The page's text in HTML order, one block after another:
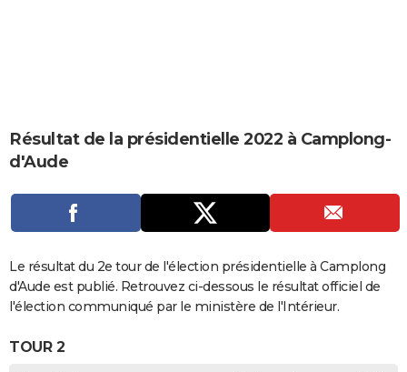
CARTE DE VOEUX
Carte de Noël
Carte Bonne année
Carte Saint-Valentin
Carte Pâques
Carte d'anniversaire
DICTIONNAIRE
Dictionnaire
Biographies
Expressions
Proverbes
PROGRAMME TV
S'inscrire
Se connecter
Lycées
Collèges
Primaires
Universités
Entreprises
Service militaire
Avis de recherche
AVIS DE DÉCÈS
Bricolage
Lifestyle
Culture
Sport
Auto
Television
Voyage
Cinema
Résultat de la présidentielle 2022 à Camplong-
d'Aude
Le résultat du 2e tour de l'élection présidentielle à Camplong
d'Aude est publié. Retrouvez ci-dessous le résultat officiel de
l'élection communiqué par le ministère de l'Intérieur.
TOUR 2